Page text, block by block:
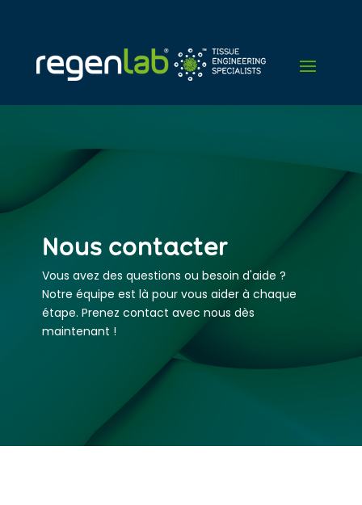
Nous contacter
Vous avez des questions ou besoin d'aide ?
Notre équipe est là pour vous aider à chaque
étape. Prenez contact avec nous dès
maintenant !